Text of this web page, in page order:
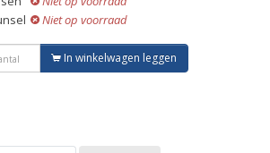
Niet op voorraad
In winkelwagen leggen